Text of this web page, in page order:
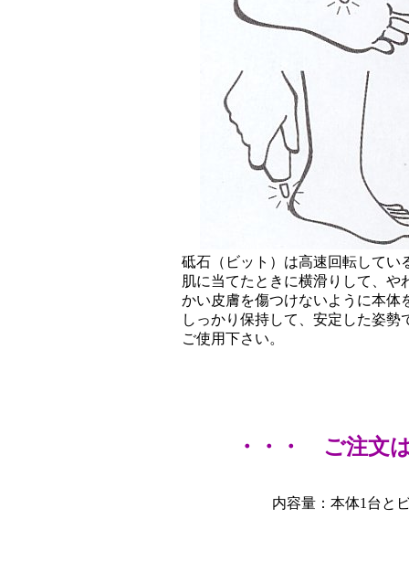
砥石（ビット）は高速回転してい
肌に当てたときに横滑りして、や
かい皮膚を傷つけないように本体
しっかり保持して、安定した姿勢
ご使用下さい。
・・・ ご注文
内容量：本体1台と